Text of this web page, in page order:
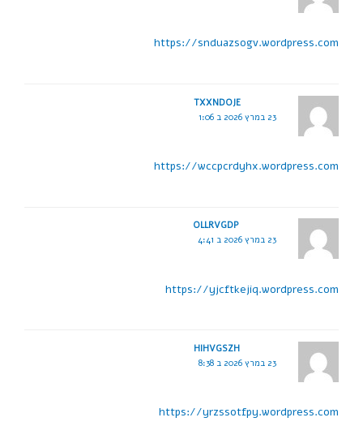
https://snduazsogv.wordpress.com
TXXNDOJE
23 במרץ 2026 ב 1:06
https://wccpcrdyhx.wordpress.com
OLLRVGDP
23 במרץ 2026 ב 4:41
https://yjcftkejiq.wordpress.com
HIHVGSZH
23 במרץ 2026 ב 8:38
https://yrzssotfpy.wordpress.com